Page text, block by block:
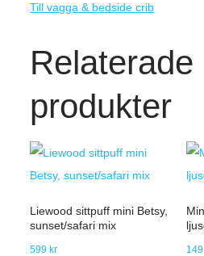
Till vagga & bedside crib
Relaterade
produkter
Liewood sittpuff mini Betsy,
sunset/safari mix
599 kr 149